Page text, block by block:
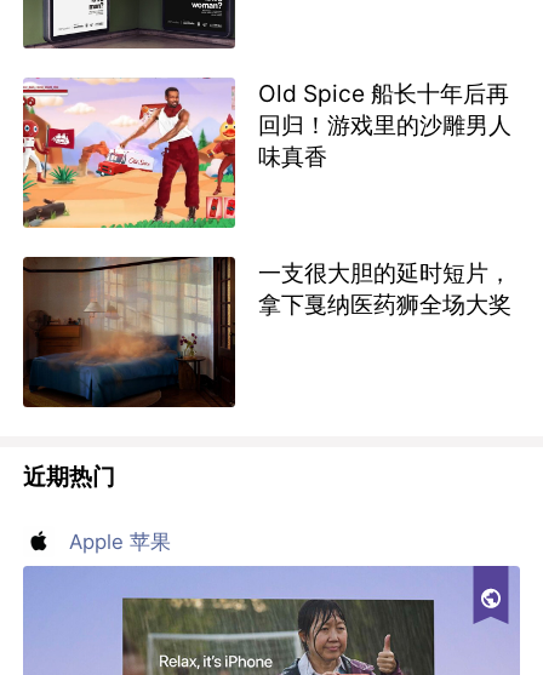
Old Spice 船长十年后再
回归！游戏里的沙雕男人
味真香
一支很大胆的延时短片，
拿下戛纳医药狮全场大奖
近期热门
Apple 苹果